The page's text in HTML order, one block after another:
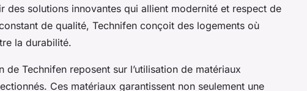
des solutions innovantes qui allient modernité et respect de
de qualité, Technifen conçoit des logements où
la durabilité.
de Technifen reposent sur l’utilisation de matériaux
Ces matériaux garantissent non seulement une